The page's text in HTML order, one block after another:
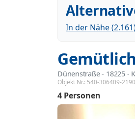
In der Nähe
Dünenstraße - 18225 -
Objekt Nr.: 540-306409-
4 Personen